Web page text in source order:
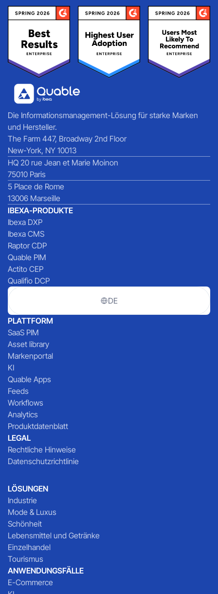
Die Informationsmanagement-Lösung für starke Marken
und Hersteller.
The Farm 447, Broadway 2nd Floor
New-York, NY 10013
HQ 20 rue Jean et Marie Moinon
75010 Paris
5 Place de Rome
13006 Marseille
IBEXA-PRODUKTE
Ibexa DXP
Ibexa CMS
Raptor CDP
Quable PIM
Actito CEP
Qualifio DCP
DE
PLATTFORM
SaaS PIM
Asset library
Markenportal
KI
Quable Apps
Feeds
Workflows
Analytics
Produktdatenblatt
LEGAL
Rechtliche Hinweise
Datenschutzrichtlinie
LÖSUNGEN
Industrie
Mode & Luxus
Schönheit
Lebensmittel und Getränke
Einzelhandel
Tourismus
ANWENDUNGSFÄLLE
E-Commerce